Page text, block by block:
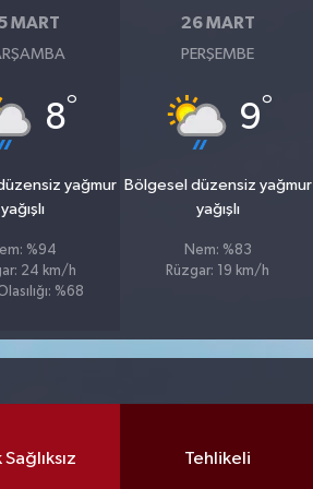
MART
8°
yağmur
yağışlı
%94
24 km/h
%68
26 MART
PERŞEMBE
9°
Bölgesel düzensiz yağmur
yağışlı
Nem: %83
Rüzgar: 19 km/h
Tehlikeli